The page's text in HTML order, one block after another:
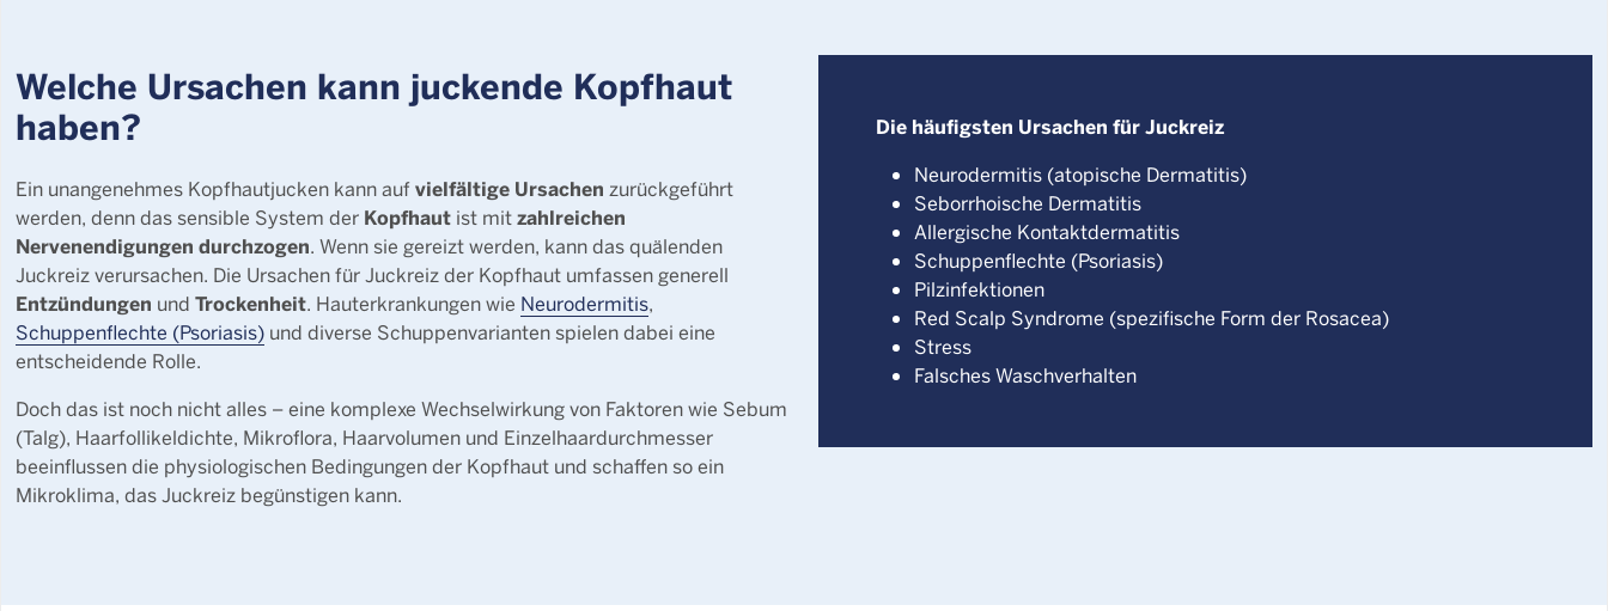
Welche Ursachen kann juckende Kopfhaut
haben?
Ein unangenehmes Kopfhautjucken kann aufvielfältige Ursachen zurückgeführt
werden, denn das sensible System der Kopfhaut ist mitzahlreichen
Nervenendigungen durchzogen. Wenn sie gereizt werden, kann das quälenden
Juckreiz verursachen. Die Ursachen für Juckreiz der Kopfhaut umfassen generell
Entzündungen und Trockenheit. Hauterkrankungen wie Neurodermitis,
Schuppenflechte (Psoriasis) und diverse Schuppenvarianten spielen dabei eine
entscheidende Rolle.
Doch das ist noch nicht alles – eine komplexe Wechselwirkung von Faktoren wie Sebum
(Talg), Haarfollikeldichte, Mikroflora, Haarvolumen und Einzelhaardurchmesser
beeinflussen die physiologischen Bedingungen der Kopfhaut und schaffen so ein
Mikroklima, das Juckreiz begünstigen kann.
Die häufigsten Ursachen für Juckreiz
Neurodermitis (atopische Dermatitis)
Seborrhoische Dermatitis
Allergische Kontaktdermatitis
Schuppenflechte (Psoriasis)
Pilzinfektionen
Red Scalp Syndrome (spezifische Form der Rosacea)
Stress
Falsches Waschverhalten